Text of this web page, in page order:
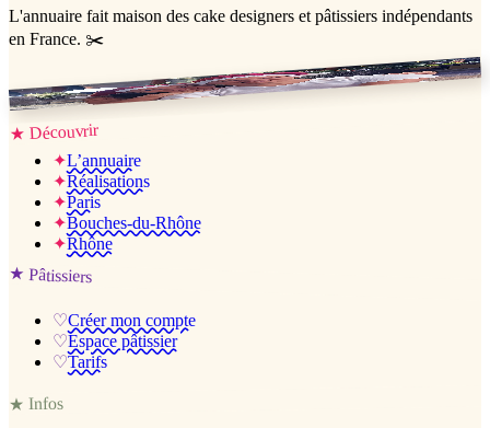
L'annuaire fait maison des cake designers et pâtissiers indépendants
en France. ✂️
Jessica & Jérémy ♡
★ Découvrir
✦L’annuaire
✦Réalisations
✦Paris
✦Bouches-du-Rhône
✦Rhône
★ Pâtissiers
♡Créer mon compte
♡Espace pâtissier
♡Tarifs
★Infos